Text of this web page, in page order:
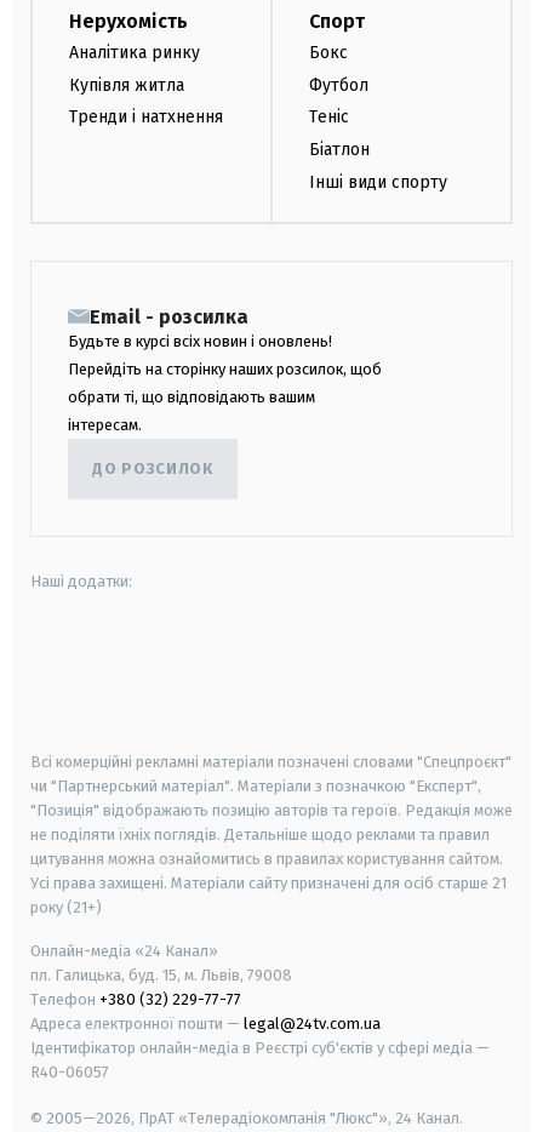
Нерухомість
Аналітика ринку
Купівля житла
Тренди і натхнення
Спорт
Бокс
Футбол
Теніс
Біатлон
Інші види спорту
Email - розсилка
Будьте в курсі всіх новин і оновлень!
Перейдіть на сторінку наших розсилок, щоб
обрати ті, що відповідають вашим
інтересам.
ДО РОЗСИЛОК
Наші додатки:
Всі комерційні рекламні матеріали позначені словами "Спецпроєкт"
чи "Партнерський матеріал". Матеріали з позначкою "Експерт",
"Позиція" відображають позицію авторів та героїв. Редакція може
не поділяти їхніх поглядів. Детальніше щодо реклами та правил
цитування можна ознайомитись в правилах користування сайтом.
Усі права захищені. Матеріали сайту призначені для осіб старше 21
року (21+)
Онлайн-медіа «24 Канал»
пл. Галицька, буд. 15, м. Львів, 79008
Телефон +380 (32) 229-77-77
Адреса електронної пошти — legal@24tv.com.ua
Ідентифікатор онлайн-медіа в Реєстрі суб'єктів у сфері медіа —
R40-06057
© 2005—2026, ПрАТ «Телерадіокомпанія "Люкс"», 24 Канал.